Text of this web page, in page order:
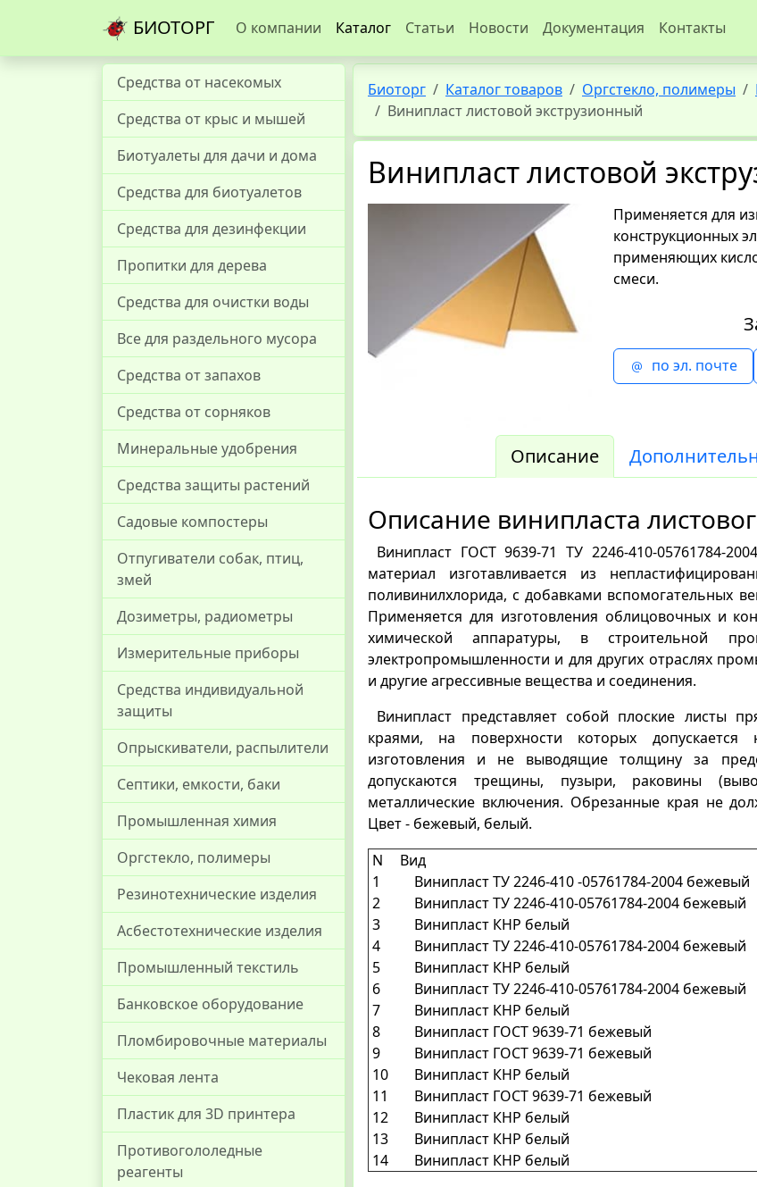
БИОТОРГ О компании Каталог Статьи Новости Документация Контакты
Средства от насекомых
Средства от крыс и мышей
Биотуалеты для дачи и дома
Средства для биотуалетов
Средства для дезинфекции
Пропитки для дерева
Средства для очистки воды
Все для раздельного мусора
Средства от запахов
Средства от сорняков
Минеральные удобрения
Средства защиты растений
Садовые компостеры
Отпугиватели собак, птиц,
змей
Дозиметры, радиометры
Измерительные приборы
Средства индивидуальной
защиты
Опрыскиватели, распылители
Септики, емкости, баки
Промышленная химия
Оргстекло, полимеры
Резинотехнические изделия
Асбестотехнические изделия
Промышленный текстиль
Банковское оборудование
Пломбировочные материалы
Чековая лента
Пластик для 3D принтера
Противогололедные
реагенты
Биоторг Каталог товаров Оргстекло, полимеры
Винипласт листовой экструзионный
Винипласт листовой
Применяется для
конструкционных
применяющих
смеси.
по эл. почте
Описание
Описание винипласта
Винипласт ГОСТ 9639-71 ТУ 2246-410-05761784-
материал изготавливается из
поливинилхлорида, с добавками вспомогательных
Применяется для изготовления облицовочных и
химической аппаратуры, в строительной
электропромышленности и для других отраслях
и другие агрессивные вещества и соединения.
Винипласт представляет собой плоские листы
краями, на поверхности которых допускается
изготовления и не выводящие толщину за
допускаются трещины, пузыри, раковины
металлические включения. Обрезанные края не
Цвет - бежевый, белый.
N
Вид
1
Винипласт ТУ 2246-410 -05761784-2004 бежевый
2
Винипласт ТУ 2246-410-05761784-2004 бежевый
3
Винипласт КНР белый
4
Винипласт ТУ 2246-410-05761784-2004 бежевый
5
Винипласт КНР белый
6
Винипласт ТУ 2246-410-05761784-2004 бежевый
7
Винипласт КНР белый
8
Винипласт ГОСТ 9639-71 бежевый
9
Винипласт ГОСТ 9639-71 бежевый
10
Винипласт КНР белый
11
Винипласт ГОСТ 9639-71 бежевый
12
Винипласт КНР белый
13
Винипласт КНР белый
14
Винипласт КНР белый